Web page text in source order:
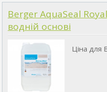
Berger AquaSeal
водній основі
Ціна для